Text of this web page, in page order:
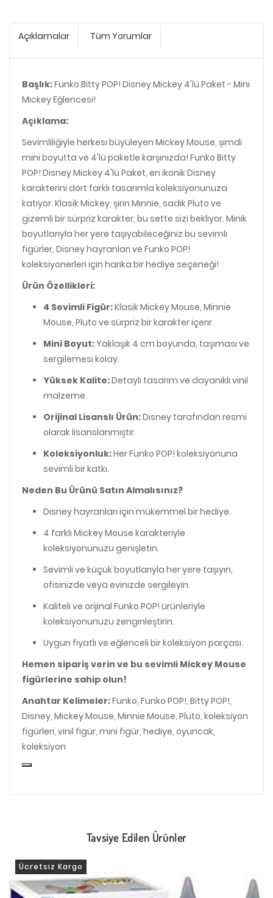
Açıklamalar Tüm Yorumlar
Başlık:Funko Bitty POP! Disney Mickey 4'lü Paket - Mini
Mickey Eğlencesi!
Açıklama:
Sevimliliğiyle herkesi büyüleyen Mickey Mouse, şimdi
mini boyutta ve 4'lü paketle karşınızda! Funko Bitty
POP! Disney Mickey 4'lü Paket, en ikonik Disney
karakterini dört farklı tasarımla koleksiyonunuza
katıyor. Klasik Mickey, şirin Minnie, sadık Pluto ve
gizemli bir sürpriz karakter, bu sette sizi bekliyor. Minik
boyutlarıyla her yere taşıyabileceğiniz bu sevimli
figürler, Disney hayranları ve Funko POP!
koleksiyonerleri için harika bir hediye seçeneği!
Ürün Özellikleri:
4 Sevimli Figür:Klasik Mickey Mouse, Minnie
Mouse, Pluto ve sürpriz bir karakter içerir.
Mini Boyut:Yaklaşık 4 cm boyunda, taşıması ve
sergilemesi kolay.
Yüksek Kalite:Detaylı tasarım ve dayanıklı vinil
malzeme.
Orijinal Lisanslı Ürün:Disney tarafından resmi
olarak lisanslanmıştır.
Koleksiyonluk:Her Funko POP! koleksiyonuna
sevimli bir katkı.
Neden Bu Ürünü Satın Almalısınız?
Disney hayranları için mükemmel bir hediye.
4 farklı Mickey Mouse karakteriyle
koleksiyonunuzu genişletin.
Sevimli ve küçük boyutlarıyla her yere taşıyın,
ofisinizde veya evinizde sergileyin.
Kaliteli ve orijinal Funko POP! ürünleriyle
koleksiyonunuzu zenginleştirin.
Uygun fiyatlı ve eğlenceli bir koleksiyon parçası.
Hemen sipariş verin ve bu sevimli Mickey Mouse
figürlerine sahip olun!
Anahtar Kelimeler:Funko, Funko POP!, Bitty POP!,
Disney, Mickey Mouse, Minnie Mouse, Pluto, koleksiyon
figürleri, vinil figür, mini figür, hediye, oyuncak,
koleksiyon
Tavsiye Edilen Ürünler
Ücretsiz Kargo